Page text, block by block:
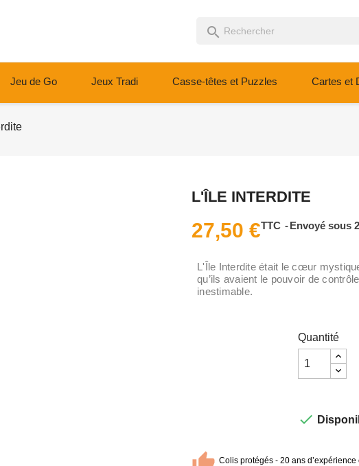
search
Jeu de Go Jeux Tradi Casse-têtes et Puzzles Cartes et
L'ÎLE INTERDITE
27,50 €TTC Envoyé sous
L'Île Interdite était le cœur
qu’ils avaient le pouvoir de
inestimable.
Quantité

Colis protégés - 20 ans